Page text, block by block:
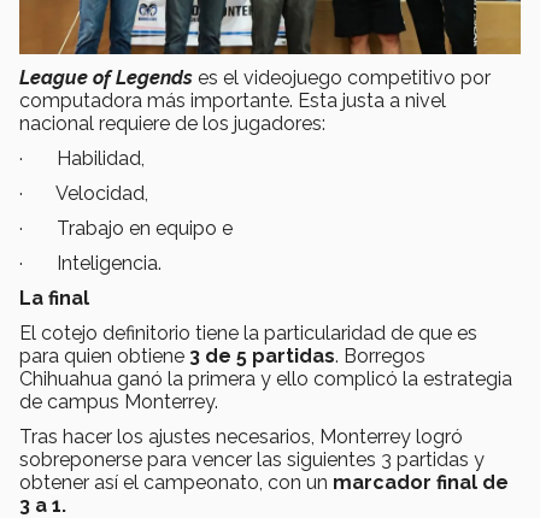
League of Legends es el videojuego competitivo por
computadora más importante. Esta justa a nivel
nacional requiere de los jugadores:
· Habilidad,
· Velocidad,
· Trabajo en equipo e
· Inteligencia.
La final
El cotejo definitorio tiene la particularidad de que es
para quien obtiene 3 de 5 partidas. Borregos
Chihuahua ganó la primera y ello complicó la estrategia
de campus Monterrey.
Tras hacer los ajustes necesarios, Monterrey logró
sobreponerse para vencer las siguientes 3 partidas y
obtener así el campeonato, con un marcador final de
3 a 1.